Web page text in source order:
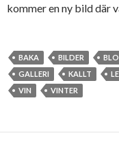
kommer en ny bild där
BAKA BILDER
GALLERI
KALLT
VIN
VINTER